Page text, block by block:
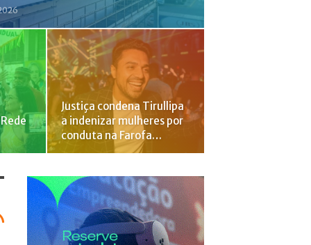
Justiça condena Tirullipa
a indenizar mulheres por
conduta na Farofa…